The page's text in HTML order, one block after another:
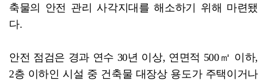
축물의 안전 관리 사각지대를 해소하기 위해 마련됐
다.
안전 점검은 경과 연수 30년 이상, 연면적 500㎡ 이하,
2층 이하인 시설 중 건축물 대장상 용도가 주택이거나